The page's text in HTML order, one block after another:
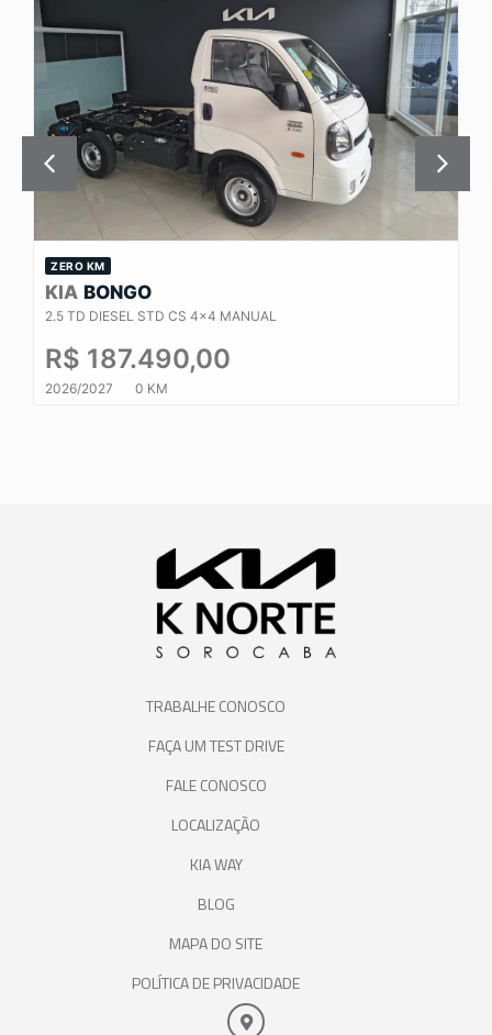
ZERO KM
KIA BONGO
2.5 TD DIESEL STD CS 4x4 MANUAL
R$ 187.490,00
2026/2027 0 KM
TRABALHE CONOSCO
FAÇA UM TEST DRIVE
FALE CONOSCO
LOCALIZAÇÃO
KIA WAY
BLOG
MAPA DO SITE
POLÍTICA DE PRIVACIDADE